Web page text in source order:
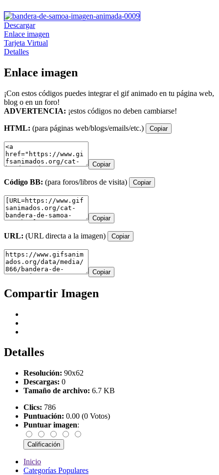
Descargar
Enlace imagen
Tarjeta Virtual
Detalles
Enlace imagen
¡Con estos códigos puedes integrar el gif animado en tu página web,
blog o en un foro!
ADVERTENCIA: ¡estos códigos no deben cambiarse!
HTML: (para páginas web/blogs/emails/etc.) Copiar
Copiar
Código BB: (para foros/libros de visita) Copiar
Copiar
URL: (URL directa a la imagen) Copiar
Copiar
Compartir Imagen
Detalles
Resolución: 90x62
Descargas: 0
Tamaño de archivo: 6.7 KB
Clics: 786
Puntuación: 0.00 (0 Votos)
Puntuar imagen:
Inicio
Categorías Populares